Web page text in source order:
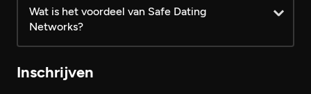
Wat is het voordeel van Safe Dating
Networks?
Inschrijven